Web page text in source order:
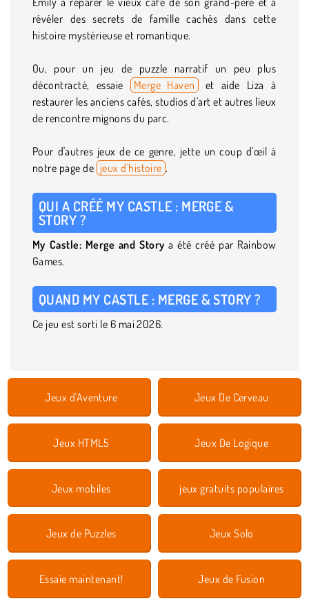
révéler des secrets de famille cachés dans cette
histoire mystérieuse et romantique.
Ou, pour un jeu de puzzle narratif un peu plus
décontracté, essaie
Merge Haven et aide Liza à
restaurer les anciens cafés, studios d'art et autres lieux
de rencontre mignons du parc.
Pour d'autres jeux de ce genre, jette un coup d'œil à
notre page de jeux d'histoire .
QUI A CRÉÉ MY CASTLE : MERGE &
STORY ?
My Castle: Merge and Story a été créé par Rainbow
Games.
QUAND MY CASTLE : MERGE & STORY ?
Ce jeu est sorti le 6 mai 2026.
Jeux d'Aventure Jeux De Cerveau
Jeux HTML5 Jeux De Logique
Jeux mobiles jeux gratuits populaires
Jeux de Puzzles Jeux Solo
Essaie maintenant! Jeux de Fusion